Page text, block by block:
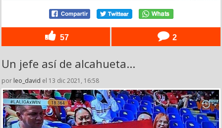
57 2
Un jefe así de alcahueta...
por leo_david el 13 dic 2021, 16:58